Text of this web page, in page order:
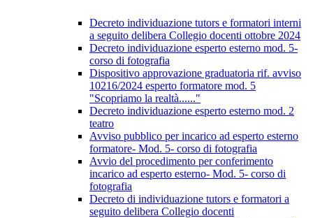
Decreto individuazione tutors e formatori interni
a seguito delibera Collegio docenti ottobre 2024
Decreto individuazione esperto esterno mod. 5-
corso di fotografia
Dispositivo approvazione graduatoria rif. avviso
10216/2024 esperto formatore mod. 5
"Scopriamo la realtà......"
Decreto individuazione esperto esterno mod. 2
teatro
Avviso pubblico per incarico ad esperto esterno
formatore- Mod. 5- corso di fotografia
Avvio del procedimento per conferimento
incarico ad esperto esterno- Mod. 5- corso di
fotografia
Decreto di individuazione tutors e formatori a
seguito delibera Collegio docenti